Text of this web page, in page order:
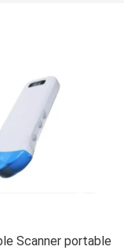
Scanner portable